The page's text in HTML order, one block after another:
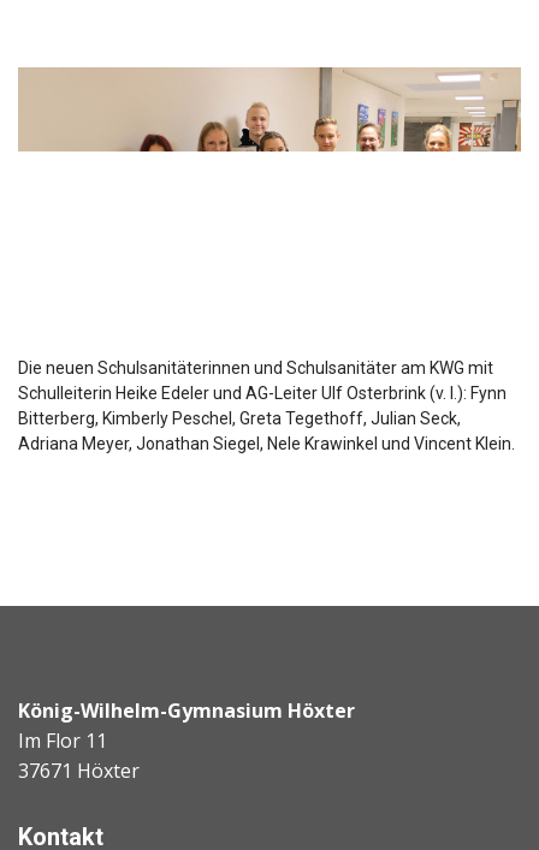
Die neuen Schulsanitäterinnen und Schulsanitäter am KWG mit
Schulleiterin Heike Edeler und AG-Leiter Ulf Osterbrink (v. l.): Fynn
Bitterberg, Kimberly Peschel, Greta Tegethoff, Julian Seck,
Adriana Meyer, Jonathan Siegel, Nele Krawinkel und Vincent Klein.
König-Wilhelm-Gymnasium Höxter
Im Flor 11
37671 Höxter
Kontakt